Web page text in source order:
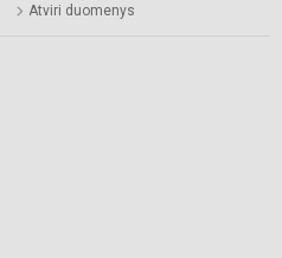
Atviri duomenys